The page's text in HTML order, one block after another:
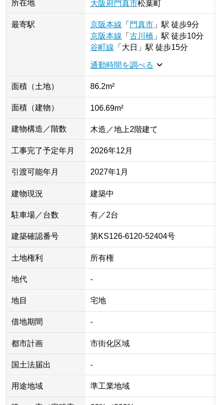
所在地 大阪府門真市松葉町
最寄駅 京阪本線 「 門真市」 駅 徒歩9分
京阪本線 「 古川橋 」 駅 徒歩10分
谷町線 「 大日 」 駅 徒歩15分
通勤時間を調べる
面積（土地） 86.2m²
面積（建物） 106.69m²
建物構造／階数 木造／地上2階建て
工事完了予定年月 2026年12月
引渡可能年月 2027年1月
建物現況 建築中
駐車場／台数 有／2台
建築確認番号 第KS126-6120-52404号
土地権利 所有権
地代 -
地目 宅地
借地期間 -
都市計画 市街化区域
国土法届出 -
用途地域 準工業地域